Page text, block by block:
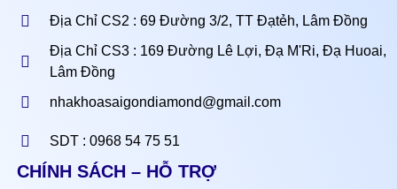
Địa Chỉ CS2 : 69 Đường 3/2, TT Đạtẻh, Lâm Đồng
Địa Chỉ CS3 : 169 Đường Lê Lợi, Đạ M'Ri, Đạ Huoai,
Lâm Đồng
nhakhoasaigondiamond@gmail.com
SDT : 0968 54 75 51
CHÍNH SÁCH – HỖ TRỢ